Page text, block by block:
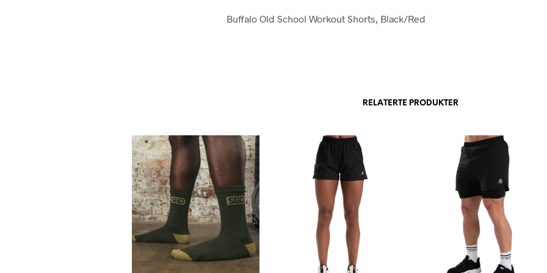
Buffalo Old School Workout Shorts, Black/Red
RELATERTE PRODUKTER